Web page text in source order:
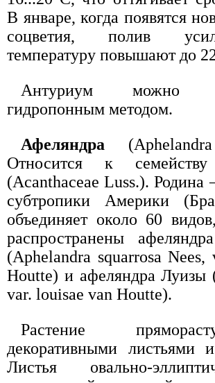
В январе, когда появятся
соцветия, полив
температуру повышают до
Антуриум можно
гидропонным методом.
Афеляндра
Относится к семейству
(Acanthaceae Luss.).
субтропики Америки
объединяет около 60
распространены
(Aphelandra squarrosa
Houtte) и афеляндра Луизы
var. louisae van Houtte).
Растение
декоративными листьями
Листья овально-